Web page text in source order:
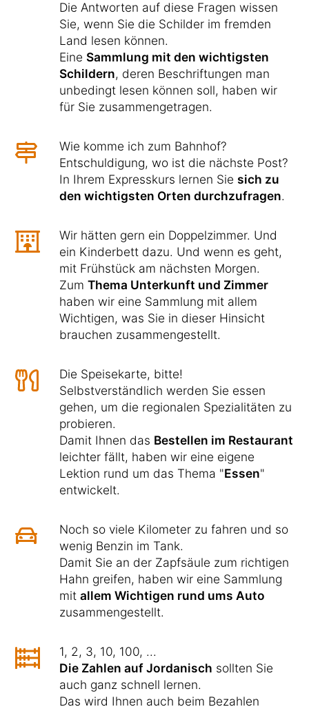
Die Antworten auf diese Fragen wissen
Sie, wenn Sie die Schilder im fremden
Land lesen können.
Eine Sammlung mit den wichtigsten
Schildern, deren Beschriftungen man
unbedingt lesen können soll, haben wir
für Sie zusammengetragen.
Wie komme ich zum Bahnhof?
Entschuldigung, wo ist die nächste Post?
In Ihrem Expresskurs lernen Sie sich zu
den wichtigsten Orten durchzufragen.
Wir hätten gern ein Doppelzimmer. Und
ein Kinderbett dazu. Und wenn es geht,
mit Frühstück am nächsten Morgen.
Zum Thema Unterkunft und Zimmer
haben wir eine Sammlung mit allem
Wichtigen, was Sie in dieser Hinsicht
brauchen zusammengestellt.
Die Speisekarte, bitte!
Selbstverständlich werden Sie essen
gehen, um die regionalen Spezialitäten zu
probieren.
Damit Ihnen das Bestellen im Restaurant
leichter fällt, haben wir eine eigene
Lektion rund um das Thema "Essen"
entwickelt.
Noch so viele Kilometer zu fahren und so
wenig Benzin im Tank.
Damit Sie an der Zapfsäule zum richtigen
Hahn greifen, haben wir eine Sammlung
mit allem Wichtigen rund ums Auto
zusammengestellt.
1, 2, 3, 10, 100, ...
Die Zahlen auf Jordanisch sollten Sie
auch ganz schnell lernen.
Das wird Ihnen auch beim Bezahlen